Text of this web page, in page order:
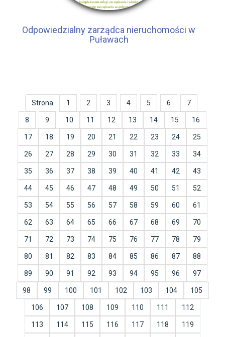
Odpowiedzialny zarządca nieruchomości w
Puławach
Strona 1 2 3 4 5 6 7
8 9 10 11 12 13 14 15 16
17 18 19 20 21 22 23 24 25
26 27 28 29 30 31 32 33 34
35 36 37 38 39 40 41 42 43
44 45 46 47 48 49 50 51 52
53 54 55 56 57 58 59 60 61
62 63 64 65 66 67 68 69 70
71 72 73 74 75 76 77 78 79
80 81 82 83 84 85 86 87 88
89 90 91 92 93 94 95 96 97
98 99 100 101 102 103 104 105
106 107 108 109 110 111 112
113 114 115 116 117 118 119